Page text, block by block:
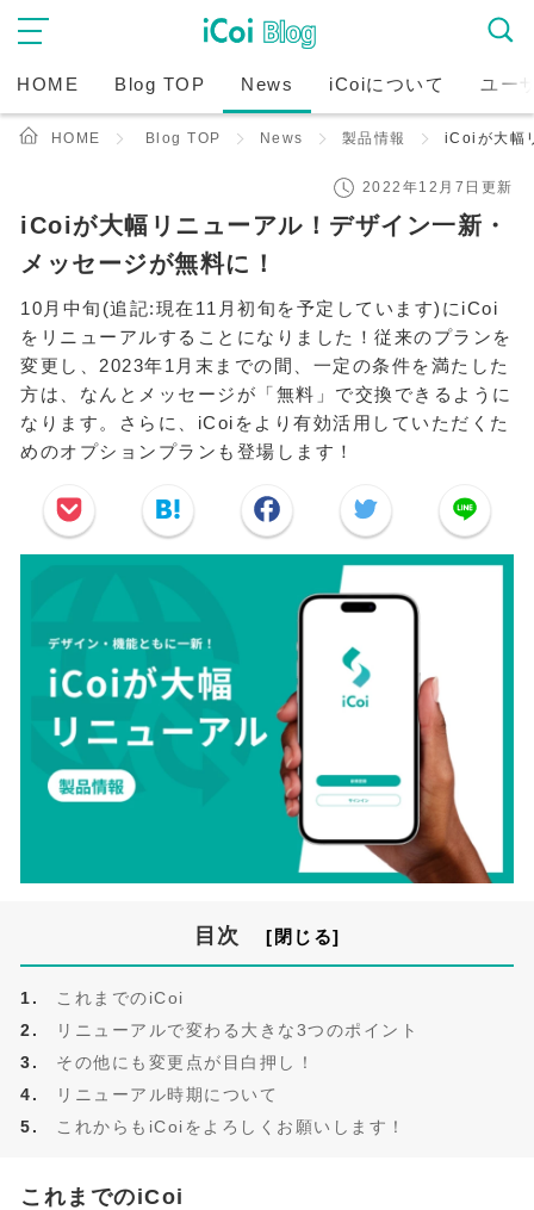
HOME Blog TOP News iCoiについて ユー
HOME Blog TOP News 製品情報 iCoiが大幅
2022年12月7日更新
iCoiが大幅リニューアル！デザイン一新・
メッセージが無料に！
10月中旬(追記:現在11月初旬を予定しています)にiCoi
をリニューアルすることになりました！従来のプランを
変更し、2023年1月末までの間、一定の条件を満たした
方は、なんとメッセージが「無料」で交換できるように
なります。さらに、iCoiをより有効活用していただくた
めのオプションプランも登場します！
目次
これまでのiCoi
リニューアルで変わる大きな3つのポイント
その他にも変更点が目白押し！
リニューアル時期について
これからもiCoiをよろしくお願いします！
これまでのiCoi